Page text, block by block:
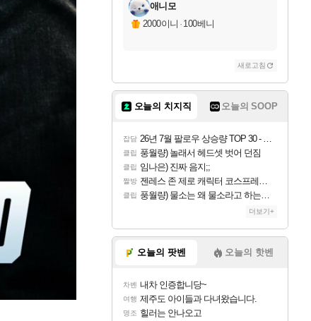
애니모
2000이니 · 100베니
새로고침
오늘의 치지직 오늘의 SOOP
잡담 26년 7월 팔로우 상승량 TOP 30 - 월간 치지직
클립 풍월량) 놀래서 헤드셋 벗어 던짐
클립 임나은) 진짜 음지;;
짤방 젠레스 존 제로 캐릭터 코스프레한 꽁주
클립 풍월량) 물소는 왜 물소라고 하는거야? 아! 그만 ㅋㅋ 알았어 ㅋㅋ
더보기+
오늘의 팟벤 오늘의 핫벤
차벤 내차 인증합니당~
여행 제주도 아이들과 다녀왔습니다.
명조 힐러는 안나오고